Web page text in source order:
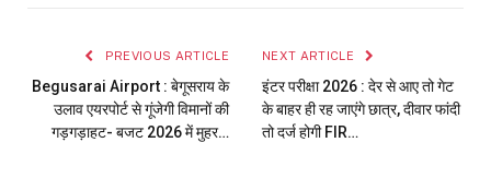
PREVIOUS ARTICLE
Begusarai Airport : बेगूसराय के
उलाव एयरपोर्ट से गूंजेगी विमानों की
गड़गड़ाहट- बजट 2026 में मुहर…
NEXT ARTICLE
इंटर परीक्षा 2026 : देर से आए तो गेट
के बाहर ही रह जाएंगे छात्र, दीवार फांदी
तो दर्ज होगी FIR…